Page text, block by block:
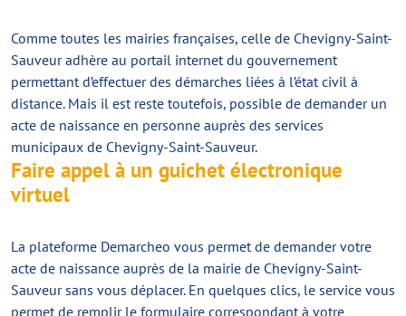
Comme toutes les mairies françaises, celle de Chevigny-Saint-
Sauveur adhère au portail internet du gouvernement
permettant d’effectuer des démarches liées à l’état civil à
distance. Mais il est reste toutefois, possible de demander un
acte de naissance en personne auprès des services
municipaux de Chevigny-Saint-Sauveur.
Faire appel à un guichet électronique
virtuel
La plateforme Demarcheo vous permet de demander votre
acte de naissance auprès de la mairie de Chevigny-Saint-
Sauveur sans vous déplacer. En quelques clics, le service vous
permet de remplir le formulaire correspondant à votre